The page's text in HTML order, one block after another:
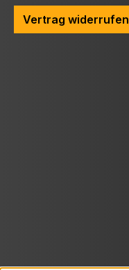
Vertrag widerrufen